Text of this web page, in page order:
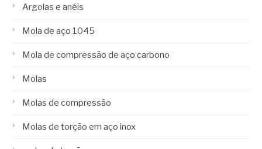
Argolas e anéis
Mola de aço 1045
Mola de compressão de aço carbono
Molas
Molas de compressão
Molas de torção em aço inox